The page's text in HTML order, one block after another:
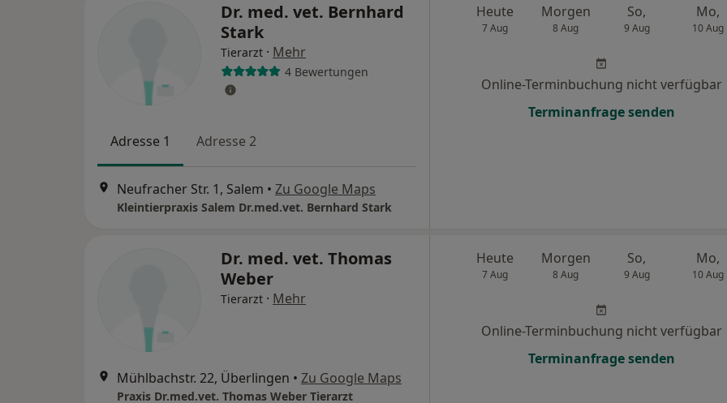
Dr. med. vet. Bernhard
Stark
Tierarzt · Mehr
4 Bewertungen
Adresse 1 Adresse 2
Neufracher Str. 1, Salem • Zu Google Maps
Kleintierpraxis Salem Dr.med.vet. Bernhard Stark
Heute
7 Aug
Morgen
8 Aug
So,
9 Aug
Mo,
10 Aug
Online-Terminbuchung nicht verfügbar
Terminanfrage senden
Dr. med. vet. Thomas
Weber
Tierarzt · Mehr
Mühlbachstr. 22, Überlingen • Zu Google Maps
Praxis Dr.med.vet. Thomas Weber Tierarzt
Heute
7 Aug
Morgen
8 Aug
So,
9 Aug
Mo,
10 Aug
Online-Terminbuchung nicht verfügbar
Terminanfrage senden